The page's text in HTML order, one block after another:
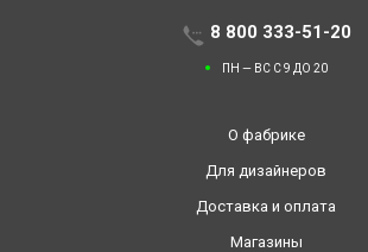
8 800 333-51-20
ПН — ВС С 9 ДО 20
О фабрике
Для дизайнеров
Доставка и оплата
Магазины